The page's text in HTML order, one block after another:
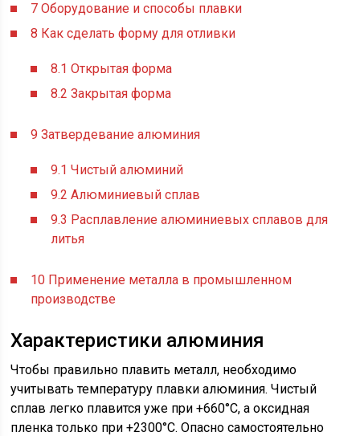
7 Оборудование и способы плавки
8 Как сделать форму для отливки
8.1 Открытая форма
8.2 Закрытая форма
9 Затвердевание алюминия
9.1 Чистый алюминий
9.2 Алюминиевый сплав
9.3 Расплавление алюминиевых сплавов для
литья
10 Применение металла в промышленном
производстве
Характеристики алюминия
Чтобы правильно плавить металл, необходимо
учитывать температуру плавки алюминия. Чистый
сплав легко плавится уже при +660°С, а оксидная
пленка только при +2300°С. Опасно самостоятельно